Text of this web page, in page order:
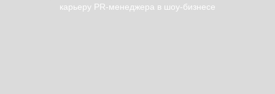
карьеру PR-менеджера в шоу-бизнесе